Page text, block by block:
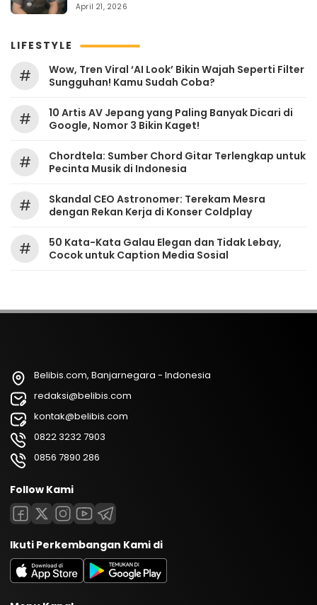
April 21, 2026
LIFESTYLE
#
Wow, Tren Viral ‘AI Look’ Bikin Wajah Seperti Filter
Sungguhan! Kamu Sudah Coba?
#
10 Artis AV Jepang yang Paling Banyak Dicari di
Google, Nomor 3 Bikin Kaget!
#
Chordtela: Sumber Chord Gitar Terlengkap untuk
Pecinta Musik di Indonesia
#
Skandal CEO Astronomer: Terekam Mesra
dengan Rekan Kerja di Konser Coldplay
#
50 Kata-Kata Galau Elegan dan Tidak Lebay,
Cocok untuk Caption Media Sosial
Belibis.com, Banjarnegara - Indonesia
redaksi@belibis.com
kontak@belibis.com
0822 3232 7903
0856 7890 286
Follow Kami
Ikuti Perkembangan Kami di